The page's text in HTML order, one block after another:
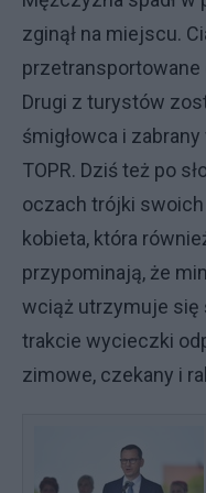
zginął na miejscu.
przetransportowane
Drugi z turystów
śmigłowca i
TOPR. Dziś też po
oczach trójki
kobieta, która
przypominają, że
wciąż utrzymuje się
trakcie wycieczki
zimowe, czekany i